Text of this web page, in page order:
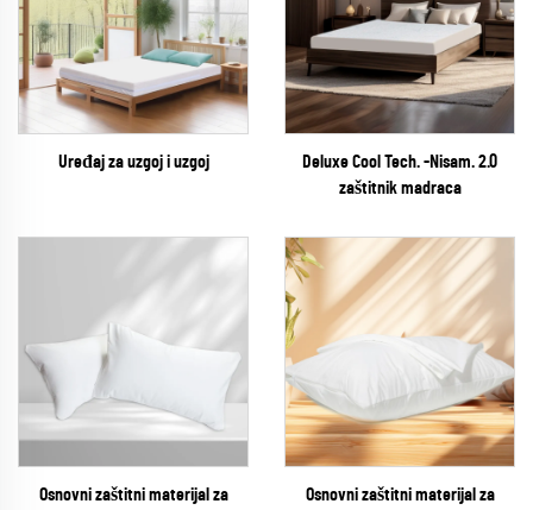
Uređaj za uzgoj i uzgoj
Deluxe Cool Tech. -Nisam. 2.0
zaštitnik madraca
Osnovni zaštitni materijal za
Osnovni zaštitni materijal za